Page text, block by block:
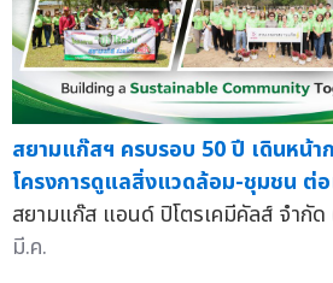
สยามแก๊สฯ ครบรอบ 50 ปี เดินหน้า
โครงการดูแลสิ่งแวดล้อม-ชุมชน ต่
สยามแก๊ส แอนด์ ปิโตรเคมีคัลส์ จำกัด
มี.ค.